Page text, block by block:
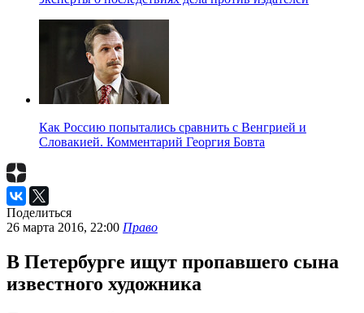
Как Россию попытались сравнить с Венгрией и
Словакией. Комментарий Георгия Бовта
Поделиться
26 марта 2016, 22:00 Право
В Петербурге ищут пропавшего сына
известного художника